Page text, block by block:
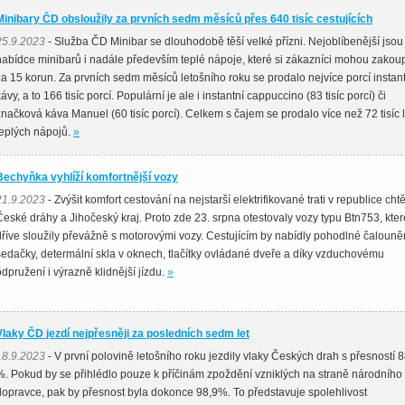
ČD obsloužily za prvních sedm měsíců přes 640 tisíc cestujících
- Služba ČD Minibar se dlouhodobě těší velké přízni. Nejoblíbenější jsou
minibarů i nadále především teplé nápoje, které si zákazníci mohou
15 korun. Za prvních sedm měsíců letošního roku se prodalo nejvíce porcí
a to 166 tisíc porcí. Populární je ale i instantní cappuccino (83 tisíc porcí) či
káva Manuel (60 tisíc porcí). Celkem s čajem se prodalo více než 72 tisíc
nápojů. »
vyhlíží komfortnější vozy
- Zvýšit komfort cestování na nejstarší elektrifikované trati v republice
dráhy a Jihočeský kraj. Proto zde 23. srpna otestovaly vozy typu Btn753,
sloužily převážně s motorovými vozy. Cestujícím by nabídly pohodlné
determální skla v oknech, tlačítky ovládané dveře a díky vzduchovému
i výrazně klidnější jízdu. »
ČD jezdí nejpřesněji za posledních sedm let
- V první polovině letošního roku jezdily vlaky Českých drah s přesností
Pokud by se přihlédlo pouze k příčinám zpoždění vzniklých na straně národního
pak by přesnost byla dokonce 98,9%. To představuje spolehlivost